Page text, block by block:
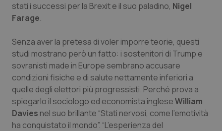
Tumori del Polmone & Testa Collo
Tumori gastrointestinali
Ulcera & Reflusso
Vaccini
stati i successi per la Brexit e il suo paladino, Nigel
Farage.
Senza aver la pretesa di voler imporre teorie, questi
studi mostrano però un fatto: i sostenitori di Trump e
sovranisti made in Europe sembrano accusare
condizioni fisiche e di salute nettamente inferiori a
quelle degli elettori più progressisti. Perché prova a
spiegarlo il sociologo ed economista ingleseWilliam
Davies nel suo brillante “Stati nervosi, come l’emotività
ha conquistato il mondo”. “L’esperienza del